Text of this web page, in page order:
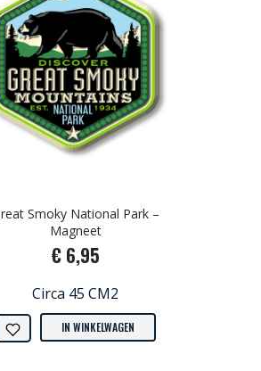
Smoky National Park –
Magneet
€ 6,95
Circa 45 CM2
IN WINKELWAGEN